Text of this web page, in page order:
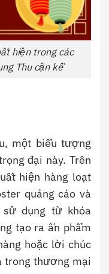
hiện trong các
Thu cận kề
một biểu tượng
đại này. Trên
hiện hàng loạt
quảng cáo và
dụng từ khóa
tạo ra ấn phẩm
hoặc lời chúc
trong thương mại